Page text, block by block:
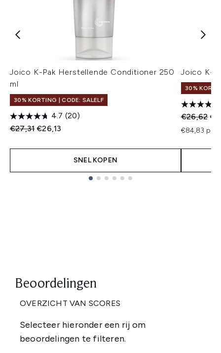
Joico K-Pak Herstellende Conditioner 250
ml
30% KORTING | CODE: SALELF
4.7 (20)
Recommended Retail Price:
€27,31Huidige prijs:
€26,13
SNEL KOPEN
Joico K-
30%
€26,62
€84,83 per